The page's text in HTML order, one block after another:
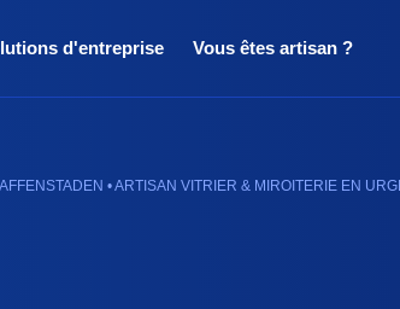
d'entreprise Vous êtes artisan ?
• ARTISAN VITRIER & MIROITERIE EN